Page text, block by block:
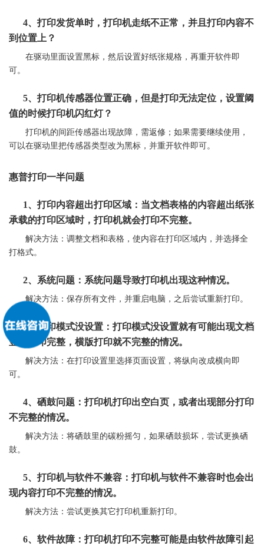
4、打印发货单时， 打印机走纸不正常，并且打印内容不
到位置上？
在驱动里面设置黑标，然后设置好纸张规格，再重开软件即
可。
5、 打印机传感器位置正确，但是打印无法定位，设置阈
值的时候打印机闪红灯？
打印机的间距传感器出现故障，需返修；如果需要继续使用，
可以在驱动里把传感器类型改为黑标，并重开软件即可。
惠普打印一半问题
1、打印内容超出打印区域：当文档表格的内容超出纸张
承载的打印区域时， 打印机就会打印不完整。
解决方法：调整文档和表格，使内容在打印区域内，并选择全
打格式。
2、系统问题：系统问题导致打印机出现这种情况。
解决方法：保存所有文件，并重启电脑，之后尝试重新打印。
3、打印模式没设置：打印模式没设置就有可能出现文档
竖版打印完整，横版打印就不完整的情况。
解决方法：在打印设置里选择页面设置，将纵向改成横向即
可。
4、 硒鼓问题： 打印机打印出空白页，或者出现部分打印
不完整的情况。
解决方法：将硒鼓里的碳粉摇匀，如果硒鼓损坏，尝试更换硒
鼓。
5、 打印机与软件不兼容： 打印机与软件不兼容时也会出
现内容打印不完整的情况。
解决方法：尝试更换其它打印机重新打印。
6、软件故障： 打印机打印不完整可能是由软件故障引起